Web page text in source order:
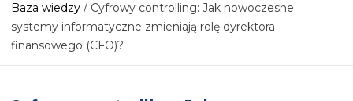
Baza wiedzy / Cyfrowy controlling: Jak nowoczesne
systemy informatyczne zmieniają rolę dyrektora
finansowego (CFO)?